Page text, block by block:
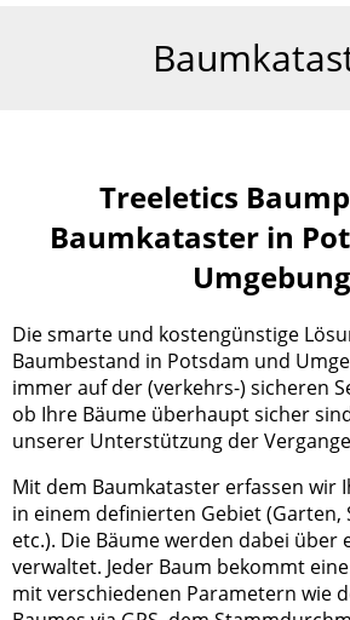
Treeletics
Baumkataster in
Umgebung
Die smarte und kostengünstige
Baumbestand in Potsdam und
immer auf der (verkehrs-) sicheren
ob Ihre Bäume überhaupt sicher
unserer Unterstützung der
Mit dem Baumkataster erfassen wir
in einem definierten Gebiet (Garten,
etc.). Die Bäume werden dabei über
verwaltet. Jeder Baum bekommt
mit verschiedenen Parametern wie